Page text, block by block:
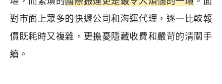
對市面上眾多的快遞公司和海運代理，逐一比較報
價既耗時又複雜，更擔憂隱藏收費和嚴苛的清關手
續。